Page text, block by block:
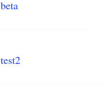
beta
test2